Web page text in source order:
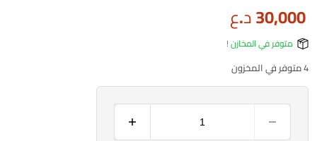
30,000د.ع
متوفر في المخازن !
4 متوفر في المخزون